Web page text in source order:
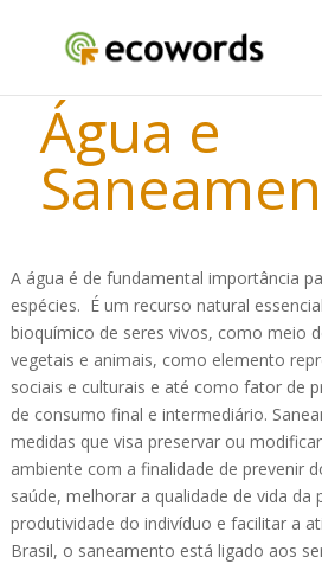
Água e
A água é de fundamental importância
espécies. É um recurso natural
bioquímico de seres vivos, como meio
vegetais e animais, como elemento
sociais e culturais e até como fator de
de consumo final e intermediário.
medidas que visa preservar ou
ambiente com a finalidade de prevenir
saúde, melhorar a qualidade de vida da
produtividade do indivíduo e facilitar a
Brasil, o saneamento está ligado aos